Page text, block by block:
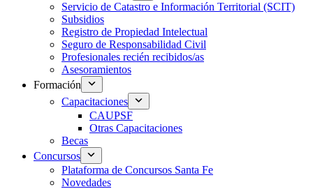
Servicio de Catastro e Información Territorial (SCIT)
Subsidios
Registro de Propiedad Intelectual
Seguro de Responsabilidad Civil
Profesionales recién recibidos/as
Asesoramientos
Formación
Capacitaciones
CAUPSF
Otras Capacitaciones
Becas
Concursos
Plataforma de Concursos Santa Fe
Novedades